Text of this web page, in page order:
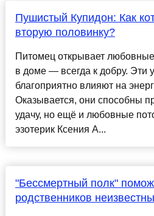
Пушистый Купидон: Как
вторую половинку?
Питомец открывает
в доме — всегда к добру. Эти
благоприятно влияют на
Оказывается, они способны
удачу, но ещё и любовные
эзотерик Ксения А...
"Бессмертный полк"
родственников